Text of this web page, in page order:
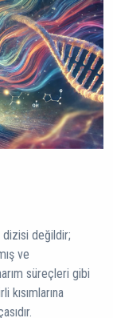
dizisi değildir;
ve
süreçleri gibi